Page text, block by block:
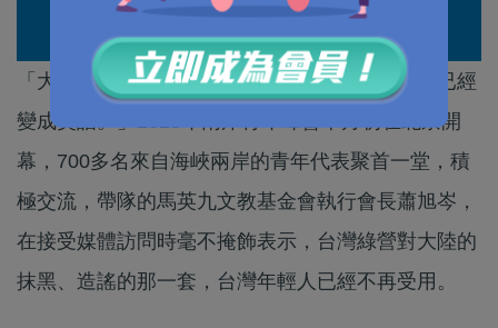
「大陸高鐵沒有靠背這個事情，在台灣年輕人中已經
變成笑話。」2025年兩岸青年峰會本月初在北京開
幕，700多名來自海峽兩岸的青年代表聚首一堂，積
極交流，帶隊的馬英九文教基金會執行會長蕭旭岑，
在接受媒體訪問時毫不掩飾表示，台灣綠營對大陸的
抹黑、造謠的那一套，台灣年輕人已經不再受用。